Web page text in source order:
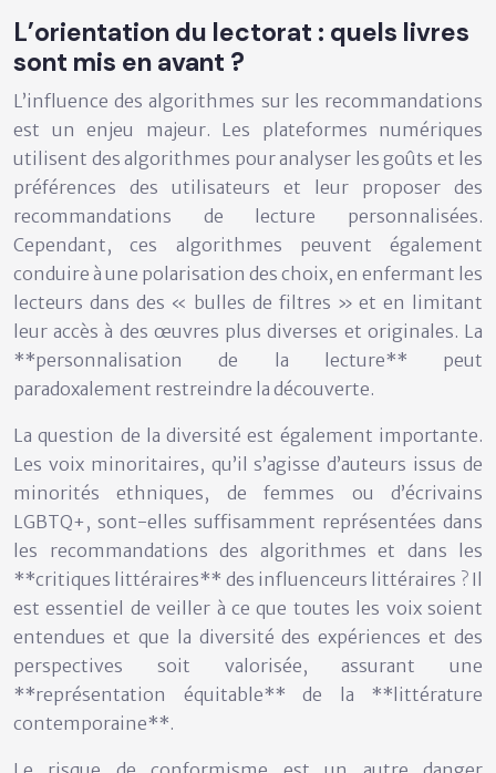
L’orientation du lectorat : quels livres
sont mis en avant ?
L’influence des algorithmes sur les recommandations
est un enjeu majeur. Les plateformes numériques
utilisent des algorithmes pour analyser les goûts et les
préférences des utilisateurs et leur proposer des
recommandations de lecture personnalisées.
Cependant, ces algorithmes peuvent également
conduire à une polarisation des choix, en enfermant les
lecteurs dans des « bulles de filtres » et en limitant
leur accès à des œuvres plus diverses et originales. La
**personnalisation de la lecture** peut
paradoxalement restreindre la découverte.
La question de la diversité est également importante.
Les voix minoritaires, qu’il s’agisse d’auteurs issus de
minorités ethniques, de femmes ou d’écrivains
LGBTQ+, sont-elles suffisamment représentées dans
les recommandations des algorithmes et dans les
**critiques littéraires** des influenceurs littéraires ? Il
est essentiel de veiller à ce que toutes les voix soient
entendues et que la diversité des expériences et des
perspectives soit valorisée, assurant une
**représentation équitable** de la **littérature
contemporaine**.